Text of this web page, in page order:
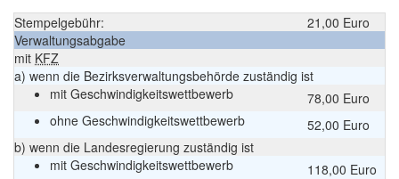
Stempelgebühr:
21,00 Euro
Verwaltungsabgabe
mit KFZ
a) wenn die Bezirksverwaltungsbehörde zuständig ist
mit Geschwindigkeitswettbewerb
78,00 Euro
ohne Geschwindigkeitswettbewerb
52,00 Euro
b) wenn die Landesregierung zuständig ist
mit Geschwindigkeitswettbewerb
118,00 Euro